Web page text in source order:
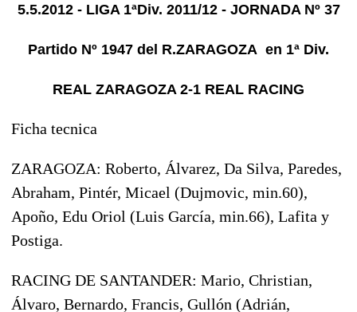
5.5.2012 - LIGA 1ªDiv. 2011/12 - JORNADA Nº 37
Partido Nº 1947 del R.ZARAGOZA en 1ª Div.
REAL ZARAGOZA 2-1 REAL RACING
Ficha tecnica
ZARAGOZA: Roberto, Álvarez, Da Silva, Paredes,
Abraham, Pintér, Micael (Dujmovic, min.60),
Apoño, Edu Oriol (Luis García, min.66), Lafita y
Postiga.
RACING DE SANTANDER: Mario, Christian,
Álvaro, Bernardo, Francis, Gullón (Adrián,